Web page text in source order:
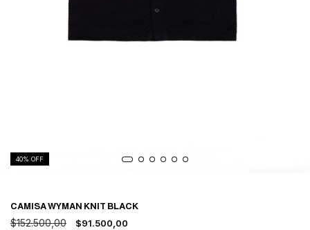
40% OFF
CAMISA WYMAN KNIT BLACK
$152.500,00 $91.500,00